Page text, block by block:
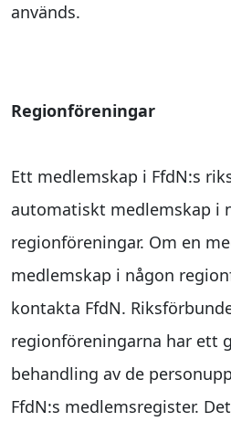
används.
Regionföreningar
Ett medlemskap i FfdN:s
automatiskt medlemskap i
regionföreningar. Om en
medlemskap i någon
kontakta FfdN.
regionföreningarna har ett
behandling av de
FfdN:s medlemsregister.